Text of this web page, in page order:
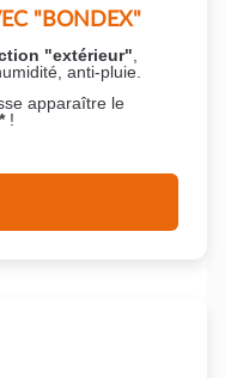
"BONDEX"
"extérieur"
anti-pluie.
apparaître le
!